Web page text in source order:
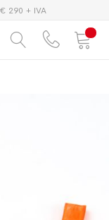
290 + IVA